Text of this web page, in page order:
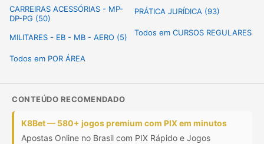
CARREIRAS ACESSÓRIAS - MP-
DP-PG (50)
MILITARES - EB - MB - AERO (5)
Todos em POR ÁREA
PRÁTICA JURÍDICA (93)
Todos em CURSOS REGULARES
CONTEÚDO RECOMENDADO
K8Bet — 580+ jogos premium com PIX em minutos
Apostas Online no Brasil com PIX Rápido e Jogos